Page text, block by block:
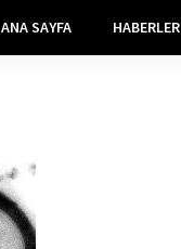
ANA SAYFA HABERLER